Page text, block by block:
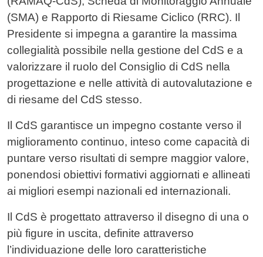
(SMA) e Rapporto di Riesame Ciclico (RRC). Il
Presidente si impegna a garantire la massima
collegialità possibile nella gestione del CdS e a
valorizzare il ruolo del Consiglio di CdS nella
progettazione e nelle attività di autovalutazione e
di riesame del CdS stesso.
Il CdS garantisce un impegno costante verso il
miglioramento continuo, inteso come capacità di
puntare verso risultati di sempre maggior valore,
ponendosi obiettivi formativi aggiornati e allineati
ai migliori esempi nazionali ed internazionali.
Il CdS è progettato attraverso il disegno di una o
più figure in uscita, definite attraverso
l’individuazione delle loro caratteristiche